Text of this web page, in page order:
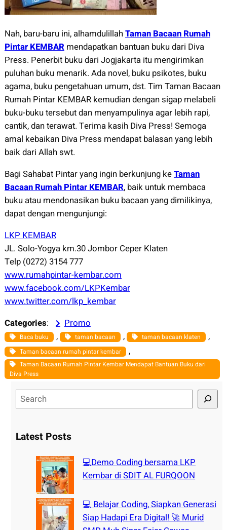
Nah, baru-baru ini, alhamdulillahTaman Bacaan Rumah
Pintar KEMBARmendapatkan bantuan buku dari Diva
Press. Penerbit buku dari Jogjakarta itu mengirimkan
puluhan buku menarik. Ada novel, buku psikotes, buku
agama, buku pengetahuan umum, dst. Tim Taman Bacaan
Rumah Pintar KEMBAR kemudian dengan sigap melabeli
buku-buku tersebut dan menyampulinya agar lebih rapi,
cantik, dan terawat. Terima kasih Diva Press! Semoga
amal kebaikan Diva Press mendapat balasan yang lebih
baik dari Allah swt.
Bagi Sahabat Pintar yang ingin berkunjung keTaman
Bacaan Rumah Pintar KEMBAR, baik untuk membaca
buku atau mendonasikan buku bacaan yang dimilikinya,
dapat dengan mengunjungi:
LKP KEMBAR
JL. Solo-Yogya km.30 Jombor Ceper Klaten
Telp (0272) 3154 777
www.rumahpintar-kembar.com
www.facebook.com/LKPKembar
www.twitter.com/lkp_kembar
Categories: Promo
Baca buku , taman bacaan , taman bacaan klaten ,
Taman bacaan rumah pintar kembar ,
Taman Bacaan Rumah Pintar Kembar Mendapat Bantuan Buku dari
Diva Press
e
rLatest Posts
💻Demo Coding bersama LKP
Kembar di SDIT AL FURQOON
💻 Belajar Coding, Siapkan Generasi
Siap Hadapi Era Digital! 🚀 Murid